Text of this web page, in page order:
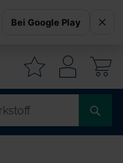
Bei Google Play